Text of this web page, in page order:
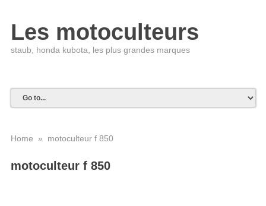
Les motoculteurs
staub, honda kubota, les plus grandes marques
Home » motoculteur f 850
motoculteur f 850